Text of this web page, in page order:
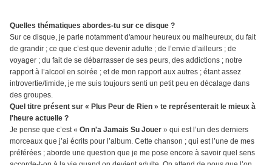
Quelles thématiques abordes-tu sur ce disque ?
Sur ce disque, je parle notamment d'amour heureux ou malheureux, du fait
de grandir ; ce que c’est que devenir adulte ; de l’envie d’ailleurs ; de
voyager ; du fait de se débarrasser de ses peurs, des addictions ; notre
rapport à l’alcool en soirée ; et de mon rapport aux autres ; étant assez
introvertie/timide, je me suis toujours senti un petit peu en décalage dans
des groupes.
Quel titre présent sur « Plus Peur de Rien » te représenterait le mieux à
l'heure actuelle ?
Je pense que c’est « On n'a Jamais Su Jouer » qui est l’un des derniers
morceaux que j’ai écrits pour l’album. Cette chanson ; qui est l’une de mes
préférées ; aborde une question que je me pose encore à savoir quel sens